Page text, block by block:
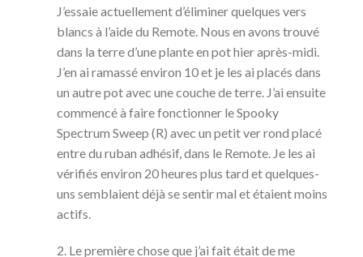
J’essaie actuellement d’éliminer quelques vers
blancs à l’aide du Remote. Nous en avons trouvé
dans la terre d’une plante en pot hier après-midi.
J’en ai ramassé environ 10 et je les ai placés dans
un autre pot avec une couche de terre. J’ai ensuite
commencé à faire fonctionner le Spooky
Spectrum Sweep (R) avec un petit ver rond placé
entre du ruban adhésif, dans le Remote. Je les ai
vérifiés environ 20 heures plus tard et quelques-
uns semblaient déjà se sentir mal et étaient moins
actifs.
2. Le première chose que j’ai fait était de me